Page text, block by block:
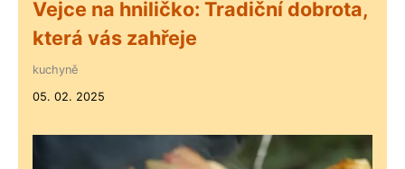
Vejce na hniličko: Tradiční dobrota,
která vás zahřeje
kuchyně
05. 02. 2025